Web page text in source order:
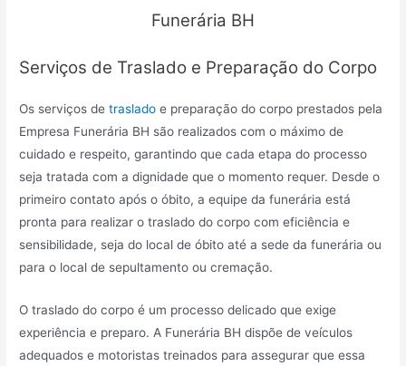
Funerária BH
Serviços de Traslado e Preparação do Corpo
Os serviços detraslado e preparação do corpo prestados pela
Empresa Funerária BH são realizados com o máximo de
cuidado e respeito, garantindo que cada etapa do processo
seja tratada com a dignidade que o momento requer. Desde o
primeiro contato após o óbito, a equipe da funerária está
pronta para realizar o traslado do corpo com eficiência e
sensibilidade, seja do local de óbito até a sede da funerária ou
para o local de sepultamento ou cremação.
O traslado do corpo é um processo delicado que exige
experiência e preparo. A Funerária BH dispõe de veículos
adequados e motoristas treinados para assegurar que essa